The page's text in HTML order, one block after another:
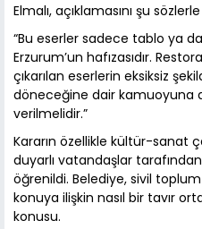
Elmalı, açıklamasını şu
“Bu eserler sadece tablo ya
Erzurum’un hafızasıdır.
çıkarılan eserlerin eksiksiz
döneceğine dair kamuoyuna
verilmelidir.”
Kararın özellikle kültür-sanat
duyarlı vatandaşlar
öğrenildi. Belediye, sivil
konuya ilişkin nasıl bir tavır
konusu.